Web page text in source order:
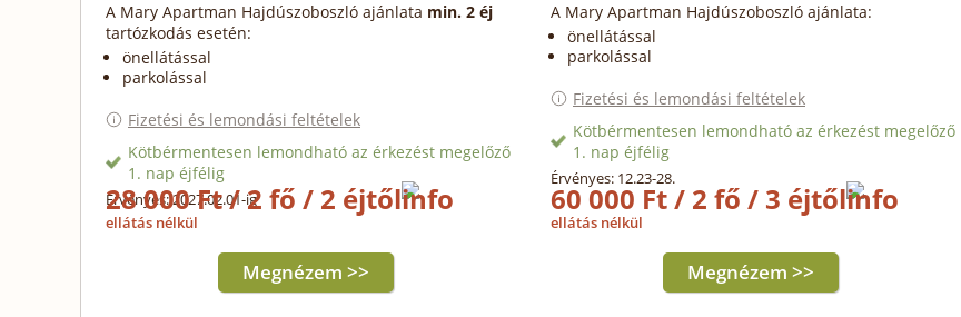
A Mary Apartman Hajdúszoboszló ajánlata min. 2 éj
tartózkodás esetén:
önellátással
parkolással
Fizetési és lemondási feltételek
Kötbérmentesen lemondható az érkezést megelőző
1. nap éjfélig
Érvényes: 2027.02.01-ig
28 000 Ft / 2 fő / 2 éjtől
ellátás nélkül
Megnézem >>
A Mary Apartman Hajdúszoboszló ajánlata:
önellátással
parkolással
Fizetési és lemondási feltételek
Kötbérmentesen lemondható az érkezést megelőző
1. nap éjfélig
Érvényes: 12.23-28.
60 000 Ft / 2 fő / 3 éjtől
ellátás nélkül
Megnézem >>